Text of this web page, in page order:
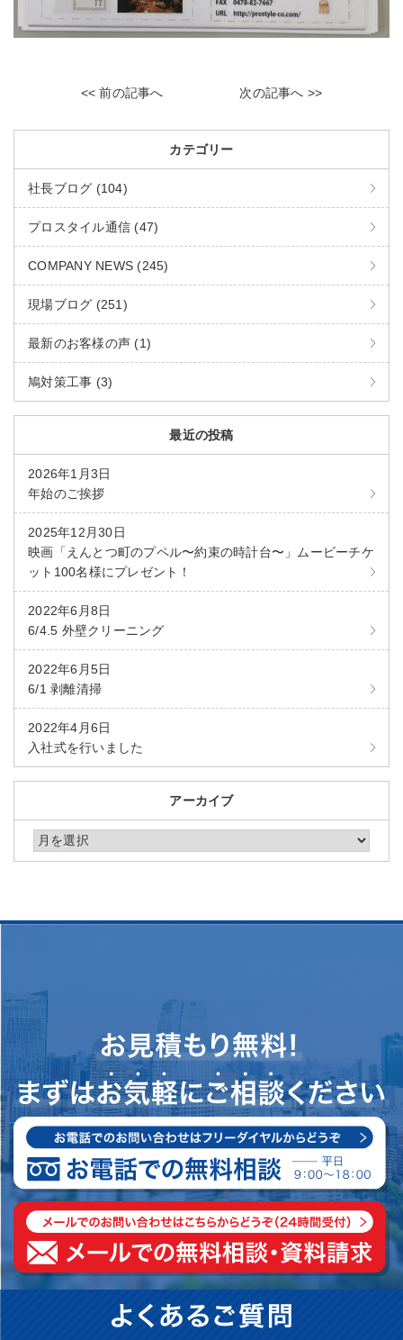
<< 前の記事へ 次の記事へ >>
カテゴリー
社長ブログ (104)
プロスタイル通信 (47)
COMPANY NEWS (245)
現場ブログ (251)
最新のお客様の声 (1)
鳩対策工事 (3)
最近の投稿
2026年1月3日
年始のご挨拶
2025年12月30日
映画「えんとつ町のプペル〜約束の時計台〜」ムービーチケ
ット100名様にプレゼント！
2022年6月8日
6/4.5 外壁クリーニング
2022年6月5日
6/1 剥離清掃
2022年4月6日
入社式を行いました
アーカイブ
アーカイブ